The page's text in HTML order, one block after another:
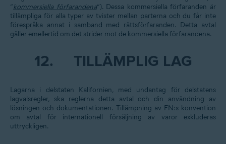
”kommersiella förfarandena”). Dessa kommersiella förfaranden är
tillämpliga för alla typer av tvister mellan parterna och du får inte
förespråka annat i samband med rättsförfaranden. Detta avtal
gäller emellertid om det strider mot de kommersiella förfarandena.
12. TILLÄMPLIG LAG
Lagarna i delstaten Kalifornien, med undantag för delstatens
lagvalsregler, ska reglerna detta avtal och din användning av
lösningen och dokumentationen. Tillämpning av FN:s konvention
om avtal för internationell försäljning av varor exkluderas
uttryckligen.